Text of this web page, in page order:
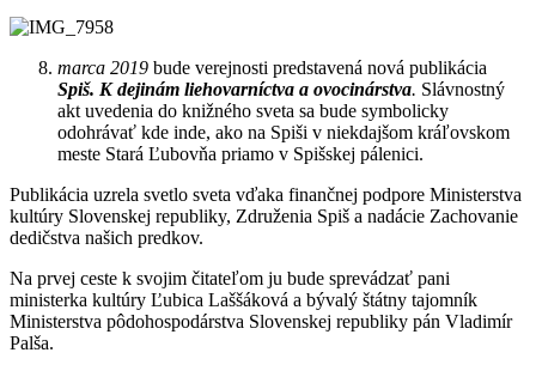
marca 2019 bude verejnosti predstavená nová publikácia
Spiš. K dejinám liehovarníctva a ovocinárstva. Slávnostný
akt uvedenia do knižného sveta sa bude symbolicky
odohrávať kde inde, ako na Spiši v niekdajšom kráľovskom
meste Stará Ľubovňa priamo v Spišskej pálenici.
Publikácia uzrela svetlo sveta vďaka finančnej podpore Ministerstva
kultúry Slovenskej republiky, Združenia Spiš a nadácie Zachovanie
dedičstva našich predkov.
Na prvej ceste k svojim čitateľom ju bude sprevádzať pani
ministerka kultúry Ľubica Laššáková a bývalý štátny tajomník
Ministerstva pôdohospodárstva Slovenskej republiky pán Vladimír
Palša.